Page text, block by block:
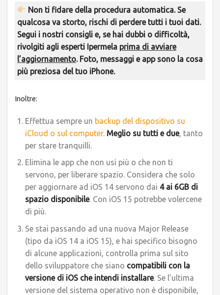
Non ti fidare della procedura automatica. Se
qualcosa va storto, rischi di perdere tutti i tuoi dati.
Segui i nostri consigli e, se hai dubbi o difficoltà,
rivolgiti agli esperti Ipermela prima di avviare
l’aggiornamento. Foto, messaggi e app sono la cosa
più preziosa del tuo iPhone.
Inoltre:
Effettua sempre un backup del dispositivo su
iCloud o sul computer. Meglio su tutti e due, tanto
per stare tranquilli.
Elimina le app che non usi più o che non ti
servono, per liberare spazio. Considera che solo
per aggiornare ad iOS 14 servono dai 4 ai 6GB di
spazio disponibile. Con iOS 15 potrebbe volercene
di più.
Se stai passando ad una nuova Major Release
(tipo da iOS 14 a iOS 15), e hai specifico bisogno
di alcune applicazioni, controlla prima sul sito
dello sviluppatore che siano compatibili con la
versione di iOS che intendi installare. Se l’ultima
versione del sistema operativo non è disponibile,